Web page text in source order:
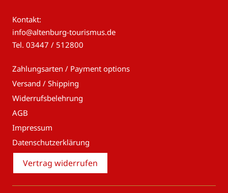
Kontakt:
info@altenburg-tourismus.de
Tel. 03447 / 512800
Zahlungsarten / Payment options
Versand / Shipping
Widerrufsbelehrung
AGB
Impressum
Datenschutzerklärung
Vertrag widerrufen